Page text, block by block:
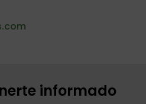
informado